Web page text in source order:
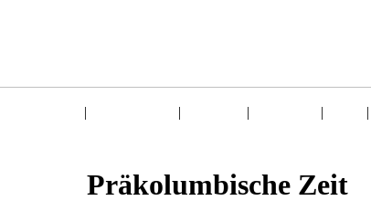
| | | | |
Präkolumbische Zeit